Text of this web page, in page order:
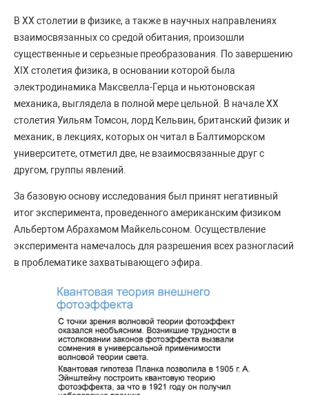
В XX столетии в физике, а также в научных направлениях
взаимосвязанных со средой обитания, произошли
существенные и серьезные преобразования. По завершению
XIX столетия физика, в основании которой была
электродинамика Максвелла-Герца и ньютоновская
механика, выглядела в полной мере цельной. В начале XX
столетия Уильям Томсон, лорд Кельвин, британский физик и
механик, в лекциях, которых он читал в Балтиморском
университете, отметил две, не взаимосвязанные друг с
другом, группы явлений.
За базовую основу исследования был принят негативный
итог эксперимента, проведенного американским физиком
Альбертом Абрахамом Майкельсоном. Осуществление
эксперимента намечалось для разрешения всех разногласий
в проблематике захватывающего эфира.